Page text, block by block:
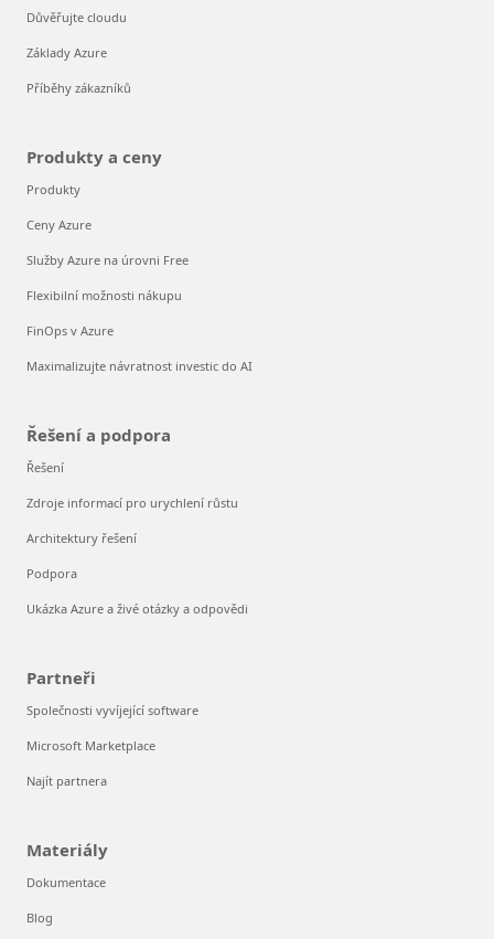
Důvěřujte cloudu
Základy Azure
Příběhy zákazníků
Produkty a ceny
Produkty
Ceny Azure
Služby Azure na úrovni Free
Flexibilní možnosti nákupu
FinOps v Azure
Maximalizujte návratnost investic do AI
Řešení a podpora
Řešení
Zdroje informací pro urychlení růstu
Architektury řešení
Podpora
Ukázka Azure a živé otázky a odpovědi
Partneři
Společnosti vyvíjející software
Microsoft Marketplace
Najít partnera
Materiály
Dokumentace
Blog